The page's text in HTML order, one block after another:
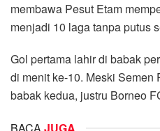
membawa Pesut Etam
menjadi 10 laga tanpa putus
Gol pertama lahir di babak
di menit ke-10. Meski Semen
babak kedua, justru Borneo